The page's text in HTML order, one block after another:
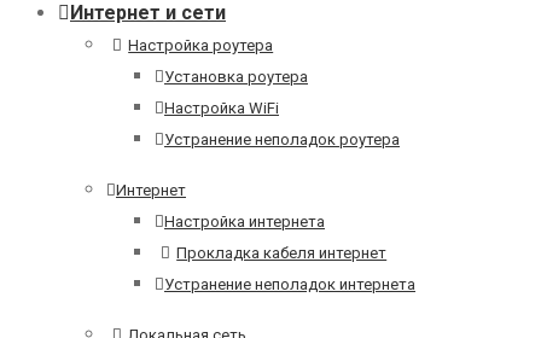
Интернет и сети
Настройка роутера
Установка роутера
Настройка WiFi
Устранение неполадок роутера
Интернет
Настройка интернета
Прокладка кабеля интернет
Устранение неполадок интернета